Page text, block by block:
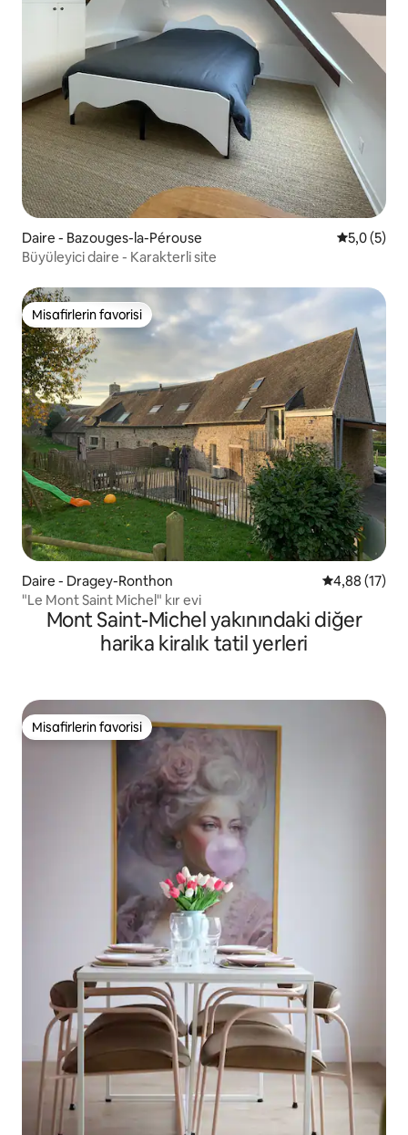
Daire - Bazouges-la-Pérouse 55,0 (5)
Büyüleyici daire - Karakterli site
Misafirlerin favorisi
Misafirlerin favorisi
Daire - Dragey-Ronthon 5 üzerinden
4,88 (17)
"Le Mont Saint Michel" kır evi
Mont Saint-Michel yakınındaki diğer
harika kiralık tatil yerleri
Misafirlerin favorisi
Misafirlerin favorisi